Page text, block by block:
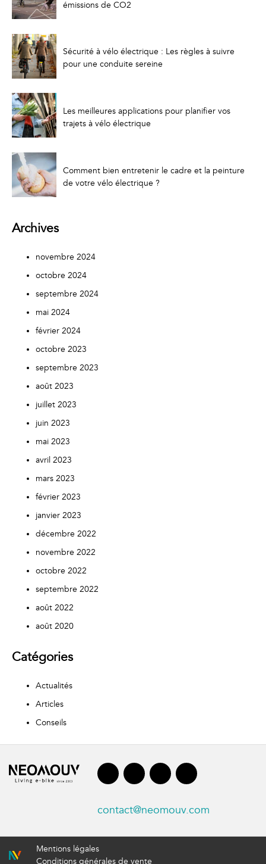
émissions de CO2
Sécurité à vélo électrique : Les règles à suivre
pour une conduite sereine
Les meilleures applications pour planifier vos
trajets à vélo électrique
Comment bien entretenir le cadre et la peinture
de votre vélo électrique ?
Archives
novembre 2024
octobre 2024
septembre 2024
mai 2024
février 2024
octobre 2023
septembre 2023
août 2023
juillet 2023
juin 2023
mai 2023
avril 2023
mars 2023
février 2023
janvier 2023
décembre 2022
novembre 2022
octobre 2022
septembre 2022
août 2022
août 2020
Catégories
Actualités
Articles
Conseils
contact@neomouv.com
Mentions légales
Conditions générales de vente